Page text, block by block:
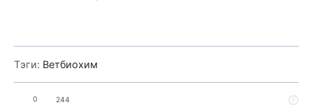
Тэги: Ветбиохим
0 244